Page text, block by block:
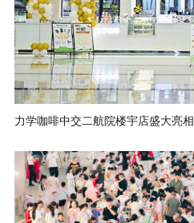
力学咖啡中交二航院楼宇店盛大亮相